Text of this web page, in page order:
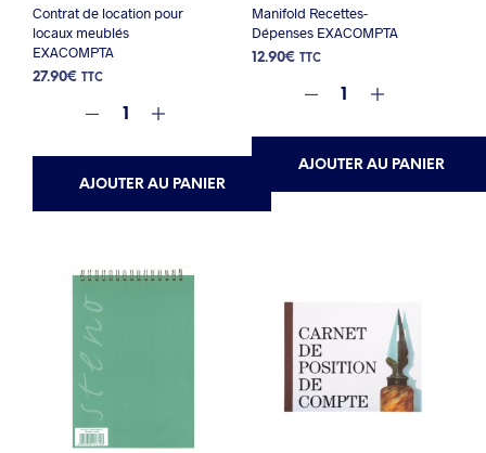
Contrat de location pour
locaux meublés
EXACOMPTA
27.90€ TTC
AJOUTER AU PANIER
Manifold Recettes-
Dépenses EXACOMPTA
12.90€ TTC
AJOUTER AU PANIER